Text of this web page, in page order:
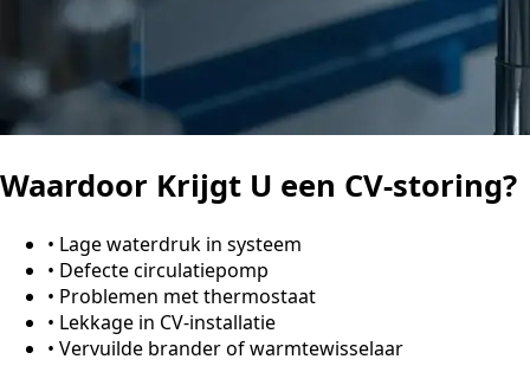
Waardoor Krijgt U een CV-storing?
• Lage waterdruk in systeem
• Defecte circulatiepomp
• Problemen met thermostaat
• Lekkage in CV-installatie
• Vervuilde brander of warmtewisselaar